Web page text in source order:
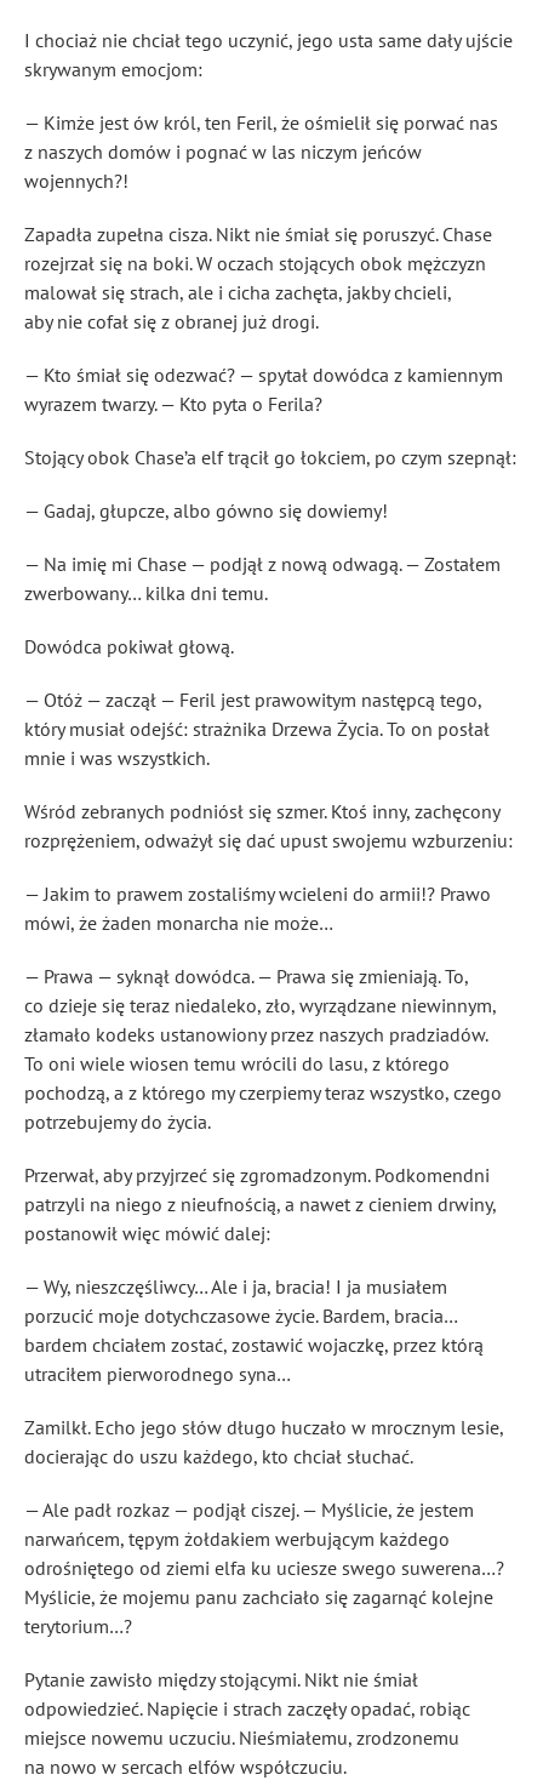
I chociaż nie chciał tego uczynić, jego usta same dały ujście
skrywanym emocjom:
— Kimże jest ów król, ten Feril, że ośmielił się porwać nas
z naszych domów i pognać w las niczym jeńców
wojennych?!
Zapadła zupełna cisza. Nikt nie śmiał się poruszyć. Chase
rozejrzał się na boki. W oczach stojących obok mężczyzn
malował się strach, ale i cicha zachęta, jakby chcieli,
aby nie cofał się z obranej już drogi.
— Kto śmiał się odezwać? — spytał dowódca z kamiennym
wyrazem twarzy. — Kto pyta o Ferila?
Stojący obok Chase’a elf trącił go łokciem, po czym szepnął:
— Gadaj, głupcze, albo gówno się dowiemy!
— Na imię mi Chase — podjął z nową odwagą. — Zostałem
zwerbowany… kilka dni temu.
Dowódca pokiwał głową.
— Otóż — zaczął — Feril jest prawowitym następcą tego,
który musiał odejść: strażnika Drzewa Życia. To on posłał
mnie i was wszystkich.
Wśród zebranych podniósł się szmer. Ktoś inny, zachęcony
rozprężeniem, odważył się dać upust swojemu wzburzeniu:
— Jakim to prawem zostaliśmy wcieleni do armii!? Prawo
mówi, że żaden monarcha nie może…
— Prawa — syknął dowódca. — Prawa się zmieniają. To,
co dzieje się teraz niedaleko, zło, wyrządzane niewinnym,
złamało kodeks ustanowiony przez naszych pradziadów.
To oni wiele wiosen temu wrócili do lasu, z którego
pochodzą, a z którego my czerpiemy teraz wszystko, czego
potrzebujemy do życia.
Przerwał, aby przyjrzeć się zgromadzonym. Podkomendni
patrzyli na niego z nieufnością, a nawet z cieniem drwiny,
postanowił więc mówić dalej:
— Wy, nieszczęśliwcy… Ale i ja, bracia! I ja musiałem
porzucić moje dotychczasowe życie. Bardem, bracia…
bardem chciałem zostać, zostawić wojaczkę, przez którą
utraciłem pierworodnego syna…
Zamilkł. Echo jego słów długo huczało w mrocznym lesie,
docierając do uszu każdego, kto chciał słuchać.
— Ale padł rozkaz — podjął ciszej. — Myślicie, że jestem
narwańcem, tępym żołdakiem werbującym każdego
odrośniętego od ziemi elfa ku uciesze swego suwerena…?
Myślicie, że mojemu panu zachciało się zagarnąć kolejne
terytorium…?
Pytanie zawisło między stojącymi. Nikt nie śmiał
odpowiedzieć. Napięcie i strach zaczęły opadać, robiąc
miejsce nowemu uczuciu. Nieśmiałemu, zrodzonemu
na nowo w sercach elfów współczuciu.